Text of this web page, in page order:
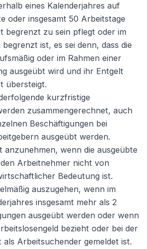
eines Kalenderjahres auf
oder insgesamt 50 Arbeitstage
begrenzt zu sein pflegt oder im
ist, es sei denn, dass die
oder im Rahmen einer
ausgeübt wird und ihr Entgelt
übersteigt.
kurzfristige
zusammengerechnet, auch
Beschäftigungen bei
ausgeübt werden.
anzunehmen, wenn die ausgeübte
Arbeitnehmer nicht von
Bedeutung ist.
auszugehen, wenn im
insgesamt mehr als 2
ausgeübt werden oder wenn
bezieht oder bei der
Arbeitsuchender gemeldet ist.